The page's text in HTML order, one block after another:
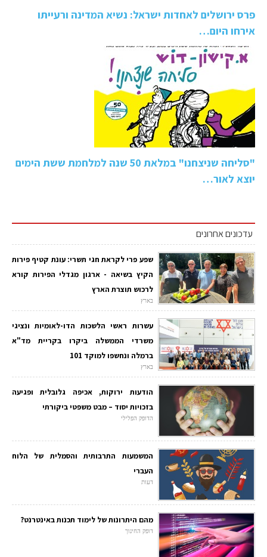
פרס ירושלים לאחדות ישראל: נשיא המדינה ורעייתו
אירחו היום…
"סליחה שניצחנו" במלאת 50 שנה למלחמת ששת הימים
יוצא לאור…
עדכונים אחרונים
שפע פרי לקראת חגי תשרי: עונת קטיף פירות
הקיץ בשיאה - ארגון מגדלי הפירות קורא
לרכוש תוצרת הארץ
בארץ
עשרות ראשי הלשכות הדו-לאומיות ונציגי
משרדי הממשלה ביקרו בקריית מד"א
ברמלה ונחשפו למוקד 101
בארץ
הודעות ירוקות, אכיפה גלובלית ופגיעה
בזכויות יסוד – מבט משפטי ביקורתי
הדופק הפלילי
המשמעות התרבותית והסמלית של הלוח
העברי
דעות
מהם היתרונות של לימוד תכנות באינטרנט?
דופק החינוך